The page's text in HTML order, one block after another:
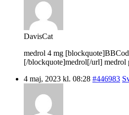
DavisCat
medrol 4 mg
[/blockquote]medrol[/url] medrol
4 maj, 2023 kl. 08:28 #446983